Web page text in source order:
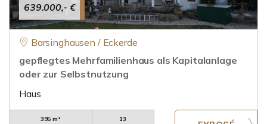
639.000,- €
Barsinghausen / Eckerde
gepflegtes Mehrfamilienhaus als Kapitalanlage
oder zur Selbstnutzung
Haus
395 m²
13